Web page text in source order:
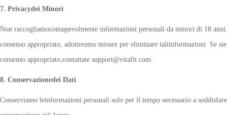
7. Privacydei Minori
Non raccogliamoconsapevolmente informazioni personali da minori di 18
consenso appropriato, adotteremo misure per eliminare taliinformazioni. Se
consenso appropriato,contattate support@vitafit.com.
8. Conservazionedei Dati
Conserviamo leinformazioni personali solo per il tempo necessario a